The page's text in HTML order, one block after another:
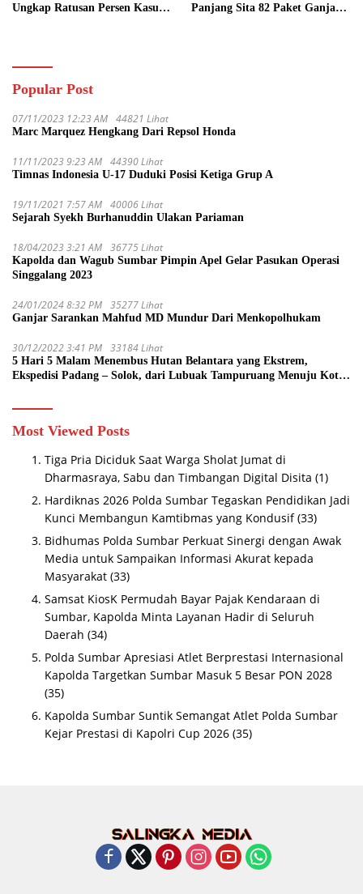
Ungkap Ratusan Persen Kasus
Panjang Sita 82 Paket Ganja
Popular Post
07/11/2023 12:23 AM 44821 Lihat
Marc Marquez Hengkang Dari Repsol Honda
11/11/2023 9:23 AM 44390 Lihat
Timnas Indonesia U-17 Duduki Posisi Ketiga Grup A
19/11/2021 7:57 AM 40006 Lihat
Sejarah Syekh Burhanuddin Ulakan Pariaman
18/04/2023 3:21 AM 36775 Lihat
Kapolda dan Wagub Sumbar Pimpin Apel Gelar Pasukan Operasi
Singgalang 2023
24/01/2024 8:32 PM 35277 Lihat
Ganjar Sarankan Mahfud MD Mundur Dari Menkopolhukam
30/12/2022 3:41 PM 33184 Lihat
5 Hari 5 Malam Menembus Hutan Belantara yang Ekstrem,
Ekspedisi Padang – Solok, dari Lubuak Tampuruang Menuju Koto
Most Viewed Posts
Tiga Pria Diciduk Saat Warga Sholat Jumat di
Dharmasraya, Sabu dan Timbangan Digital Disita (1)
Hardiknas 2026 Polda Sumbar Tegaskan Pendidikan Jadi
Kunci Membangun Kamtibmas yang Kondusif (33)
Bidhumas Polda Sumbar Perkuat Sinergi dengan Awak
Media untuk Sampaikan Informasi Akurat kepada
Masyarakat (33)
Samsat KiosK Permudah Bayar Pajak Kendaraan di
Sumbar, Kapolda Minta Layanan Hadir di Seluruh
Daerah (34)
Polda Sumbar Apresiasi Atlet Berprestasi Internasional
Kapolda Targetkan Sumbar Masuk 5 Besar PON 2028
(35)
Kapolda Sumbar Suntik Semangat Atlet Polda Sumbar
Kejar Prestasi di Kapolri Cup 2026 (35)